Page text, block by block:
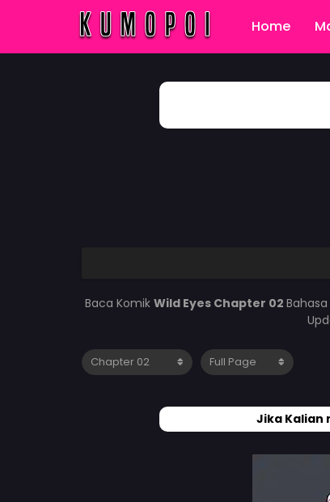
Home
Baca Komik Wild Eyes Chapter 02
Jika Kalian